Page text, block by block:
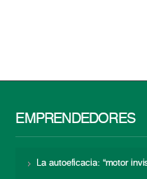
EMPRENDEDORES
La autoeficacia: “motor